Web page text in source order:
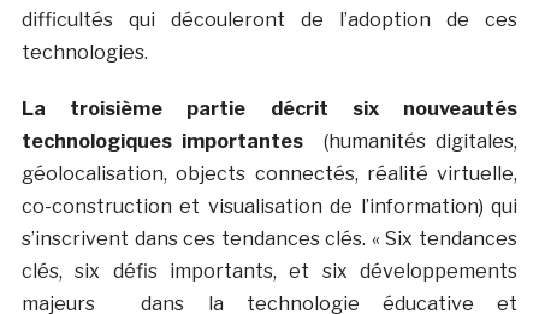
difficultés qui découleront de l’adoption de ces
technologies.
La troisième partie décrit six nouveautés
technologiques importantes (humanités digitales,
géolocalisation, objects connectés, réalité virtuelle,
co-construction et visualisation de l’information) qui
s’inscrivent dans ces tendances clés. « Six tendances
clés, six défis importants, et six développements
majeurs dans la technologie éducative et